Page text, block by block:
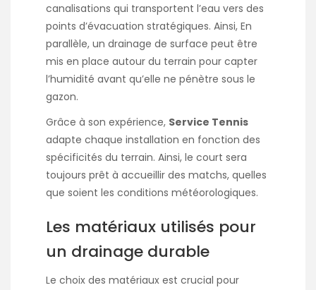
canalisations qui transportent l’eau vers des
points d’évacuation stratégiques. Ainsi, En
parallèle, un drainage de surface peut être
mis en place autour du terrain pour capter
l’humidité avant qu’elle ne pénètre sous le
gazon.
Grâce à son expérience, Service Tennis
adapte chaque installation en fonction des
spécificités du terrain. Ainsi, le court sera
toujours prêt à accueillir des matchs, quelles
que soient les conditions météorologiques.
Les matériaux utilisés pour
un drainage durable
Le choix des matériaux est crucial pour